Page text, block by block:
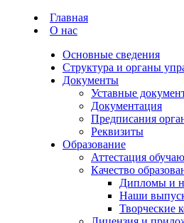
Главная
О нас
Основные сведения
Структура и органы
Документы
Уставные
Документация
Предписания
Реквизиты
Образование
Аттестация
Качество
Дипломы и
Наши
Творческие